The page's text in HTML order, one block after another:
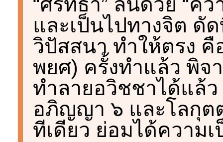
และเป็นไปทางจิต ดั
วิปัสสนา ทำให้ตรง
พยศ) ครั้งทำแล้ว พิจ
ทำลายอวิชชาได้แล้
อภิญญา ๖ และโลกุต
ทีเดียว ย่อมได้ความ